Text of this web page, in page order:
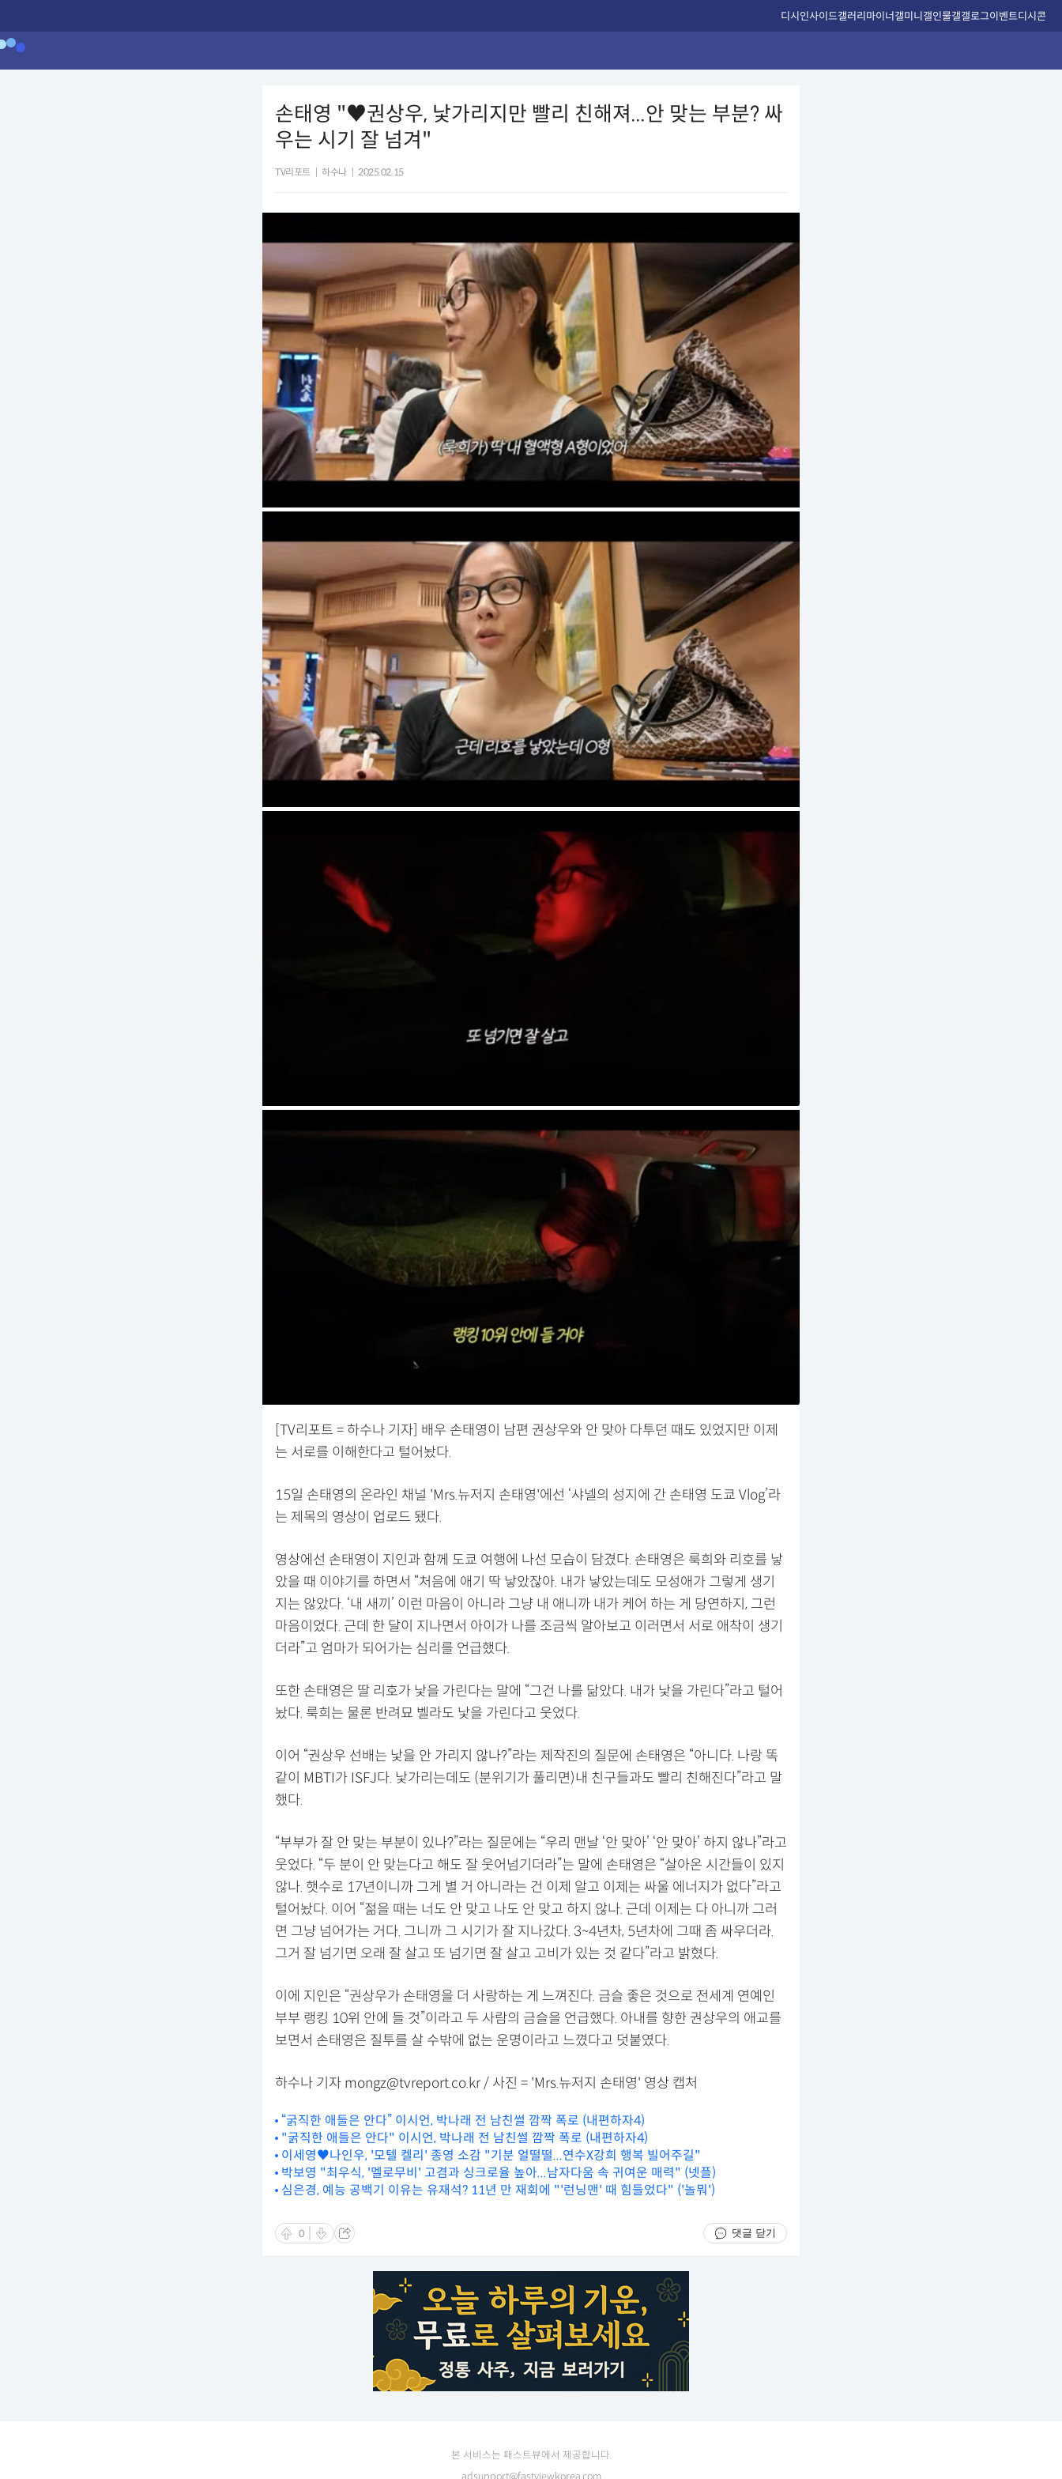
디시인사이드갤러리마이너갤미니갤인물갤갤로그이벤트디시콘
손태영 "♥권상우, 낯가리지만 빨리 친해져...안 맞는 부분? 싸
우는 시기 잘 넘겨"
TV리포트 하수나 2025.02.15
[TV리포트 = 하수나 기자] 배우 손태영이 남편 권상우와 안 맞아 다투던 때도 있었지만 이제
는 서로를 이해한다고 털어놨다.
15일 손태영의 온라인 채널 'Mrs.뉴저지 손태영'에선 ‘샤넬의 성지에 간 손태영 도쿄 Vlog’라
는 제목의 영상이 업로드 됐다.
영상에선 손태영이 지인과 함께 도쿄 여행에 나선 모습이 담겼다. 손태영은 룩희와 리호를 낳
았을 때 이야기를 하면서 “처음에 애기 딱 낳았잖아. 내가 낳았는데도 모성애가 그렇게 생기
지는 않았다. ‘내 새끼’ 이런 마음이 아니라 그냥 내 애니까 내가 케어 하는 게 당연하지, 그런
마음이었다. 근데 한 달이 지나면서 아이가 나를 조금씩 알아보고 이러면서 서로 애착이 생기
더라”고 엄마가 되어가는 심리를 언급했다.
또한 손태영은 딸 리호가 낯을 가린다는 말에 “그건 나를 닮았다. 내가 낯을 가린다”라고 털어
놨다. 룩희는 물론 반려묘 벨라도 낯을 가린다고 웃었다.
이어 “권상우 선배는 낯을 안 가리지 않나?”라는 제작진의 질문에 손태영은 “아니다. 나랑 똑
같이 MBTI가 ISFJ다. 낯가리는데도 (분위기가 풀리면)내 친구들과도 빨리 친해진다”라고 말
했다.
“부부가 잘 안 맞는 부분이 있나?”라는 질문에는 “우리 맨날 ‘안 맞아’ ‘안 맞아’ 하지 않나”라고
웃었다. “두 분이 안 맞는다고 해도 잘 웃어넘기더라”는 말에 손태영은 “살아온 시간들이 있지
않나. 햇수로 17년이니까 그게 별 거 아니라는 건 이제 알고 이제는 싸울 에너지가 없다”라고
털어놨다. 이어 “젊을 때는 너도 안 맞고 나도 안 맞고 하지 않나. 근데 이제는 다 아니까 그러
면 그냥 넘어가는 거다. 그니까 그 시기가 잘 지나갔다. 3~4년차, 5년차에 그때 좀 싸우더라.
그거 잘 넘기면 오래 잘 살고 또 넘기면 잘 살고 고비가 있는 것 같다”라고 밝혔다.
이에 지인은 “권상우가 손태영을 더 사랑하는 게 느껴진다. 금슬 좋은 것으로 전세계 연예인
부부 랭킹 10위 안에 들 것”이라고 두 사람의 금슬을 언급했다. 아내를 향한 권상우의 애교를
보면서 손태영은 질투를 살 수밖에 없는 운명이라고 느꼈다고 덧붙였다.
하수나 기자 mongz@tvreport.co.kr / 사진 = 'Mrs.뉴저지 손태영' 영상 캡처
“굵직한 애들은 안다” 이시언, 박나래 전 남친썰 깜짝 폭로 (내편하자4)
"굵직한 애들은 안다" 이시언, 박나래 전 남친썰 깜짝 폭로 (내편하자4)
이세영♥나인우, '모텔 켈리' 종영 소감 "기분 얼떨떨...연수X강희 행복 빌어주길"
박보영 "최우식, '멜로무비' 고겸과 싱크로율 높아...남자다움 속 귀여운 매력" (넷플)
심은경, 예능 공백기 이유는 유재석? 11년 만 재회에 "'런닝맨' 때 힘들었다" ('놀뭐')
0 댓글 닫기
본 서비스는 패스트뷰에서 제공합니다.